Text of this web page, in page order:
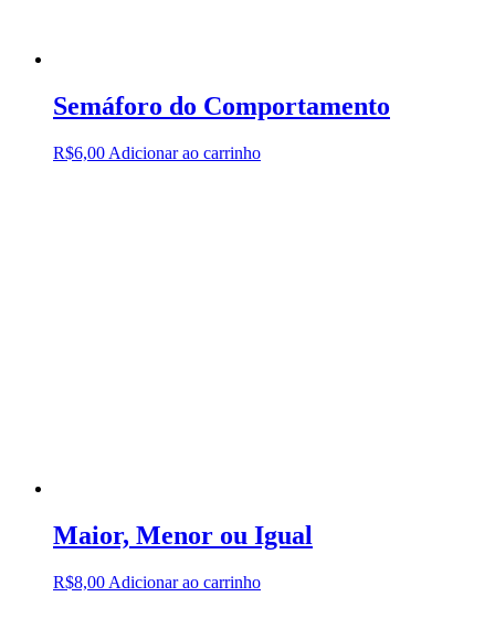
Semáforo do Comportamento
R$6,00 Adicionar ao carrinho
Maior, Menor ou Igual
R$8,00 Adicionar ao carrinho